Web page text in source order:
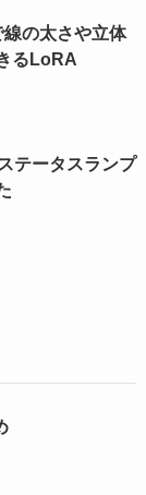
の太さや立体
るLoRA
テータスランプ